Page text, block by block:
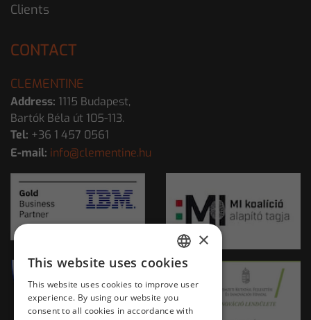
Clients
CONTACT
CLEMENTINE
Address: 1115 Budapest,
Bartók Béla út 105-113.
Tel: +36 1 457 0561
E-mail: info@clementine.hu
HUNGARIAN
ENGLISH
×
This website uses cookies
This website uses cookies to improve user
experience. By using our website you
consent to all cookies in accordance with